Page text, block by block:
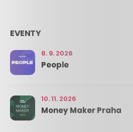
EVENTY
8. 9. 2026
People
10. 11. 2026
Money Maker Praha